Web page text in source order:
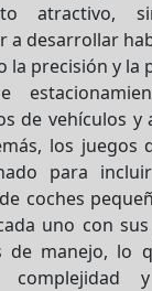
atractivo,
a desarrollar
la precisión y la
de vehículos y
los juegos
para
coches
uno con
de manejo, lo